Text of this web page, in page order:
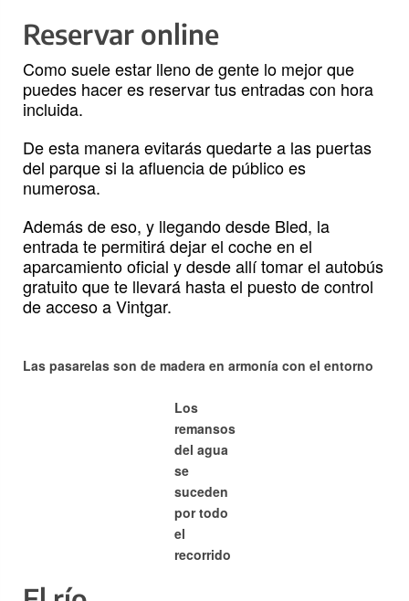
Reservar online
Como suele estar lleno de gente lo mejor que
puedes hacer es reservar tus entradas con hora
incluida.
De esta manera evitarás quedarte a las puertas
del parque si la afluencia de público es
numerosa.
Además de eso, y llegando desde Bled, la
entrada te permitirá dejar el coche en el
aparcamiento oficial y desde allí tomar el autobús
gratuito que te llevará hasta el puesto de control
de acceso a Vintgar.
Las pasarelas son de madera en armonía con el entorno
Los
remansos
del agua
se
suceden
por todo
el
recorrido